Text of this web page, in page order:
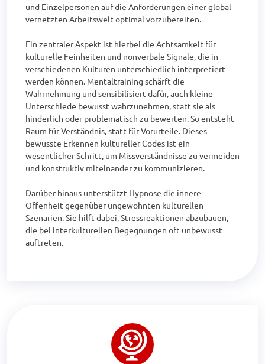
und Einzelpersonen auf die Anforderungen einer global
vernetzten Arbeitswelt optimal vorzubereiten.
Ein zentraler Aspekt ist hierbei die Achtsamkeit für
kulturelle Feinheiten und nonverbale Signale, die in
verschiedenen Kulturen unterschiedlich interpretiert
werden können. Mentaltraining schärft die
Wahrnehmung und sensibilisiert dafür, auch kleine
Unterschiede bewusst wahrzunehmen, statt sie als
hinderlich oder problematisch zu bewerten. So entsteht
Raum für Verständnis, statt für Vorurteile. Dieses
bewusste Erkennen kultureller Codes ist ein
wesentlicher Schritt, um Missverständnisse zu vermeiden
und konstruktiv miteinander zu kommunizieren.
Darüber hinaus unterstützt Hypnose die innere
Offenheit gegenüber ungewohnten kulturellen
Szenarien. Sie hilft dabei, Stressreaktionen abzubauen,
die bei interkulturellen Begegnungen oft unbewusst
auftreten.